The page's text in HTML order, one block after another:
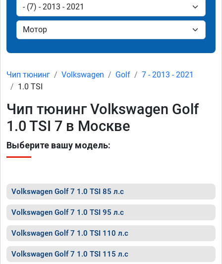
Чип тюнинг Volkswagen Golf
7 - 2013 - 2021
1.0 TSI
Чип тюнинг Volkswagen Golf
1.0 TSI 7 в Москве
Выберите вашу модель:
Volkswagen Golf 7 1.0 TSI 85 л.с
Volkswagen Golf 7 1.0 TSI 95 л.с
Volkswagen Golf 7 1.0 TSI 110 л.с
Volkswagen Golf 7 1.0 TSI 115 л.с